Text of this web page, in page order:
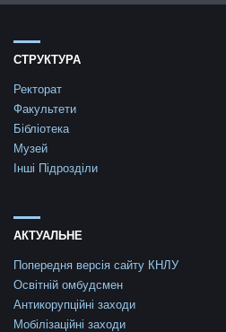
СТРУКТУРА
Ректорат
Факультети
Бібліотека
Музей
Інші Підрозділи
АКТУАЛЬНЕ
Попередня версія сайту КНЛУ
Освітній омбудсмен
Антикорупційні заходи
Мобілізаційні заходи